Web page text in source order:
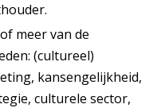
meer van de
(cultureel)
kansengelijkheid,
culturele sector,